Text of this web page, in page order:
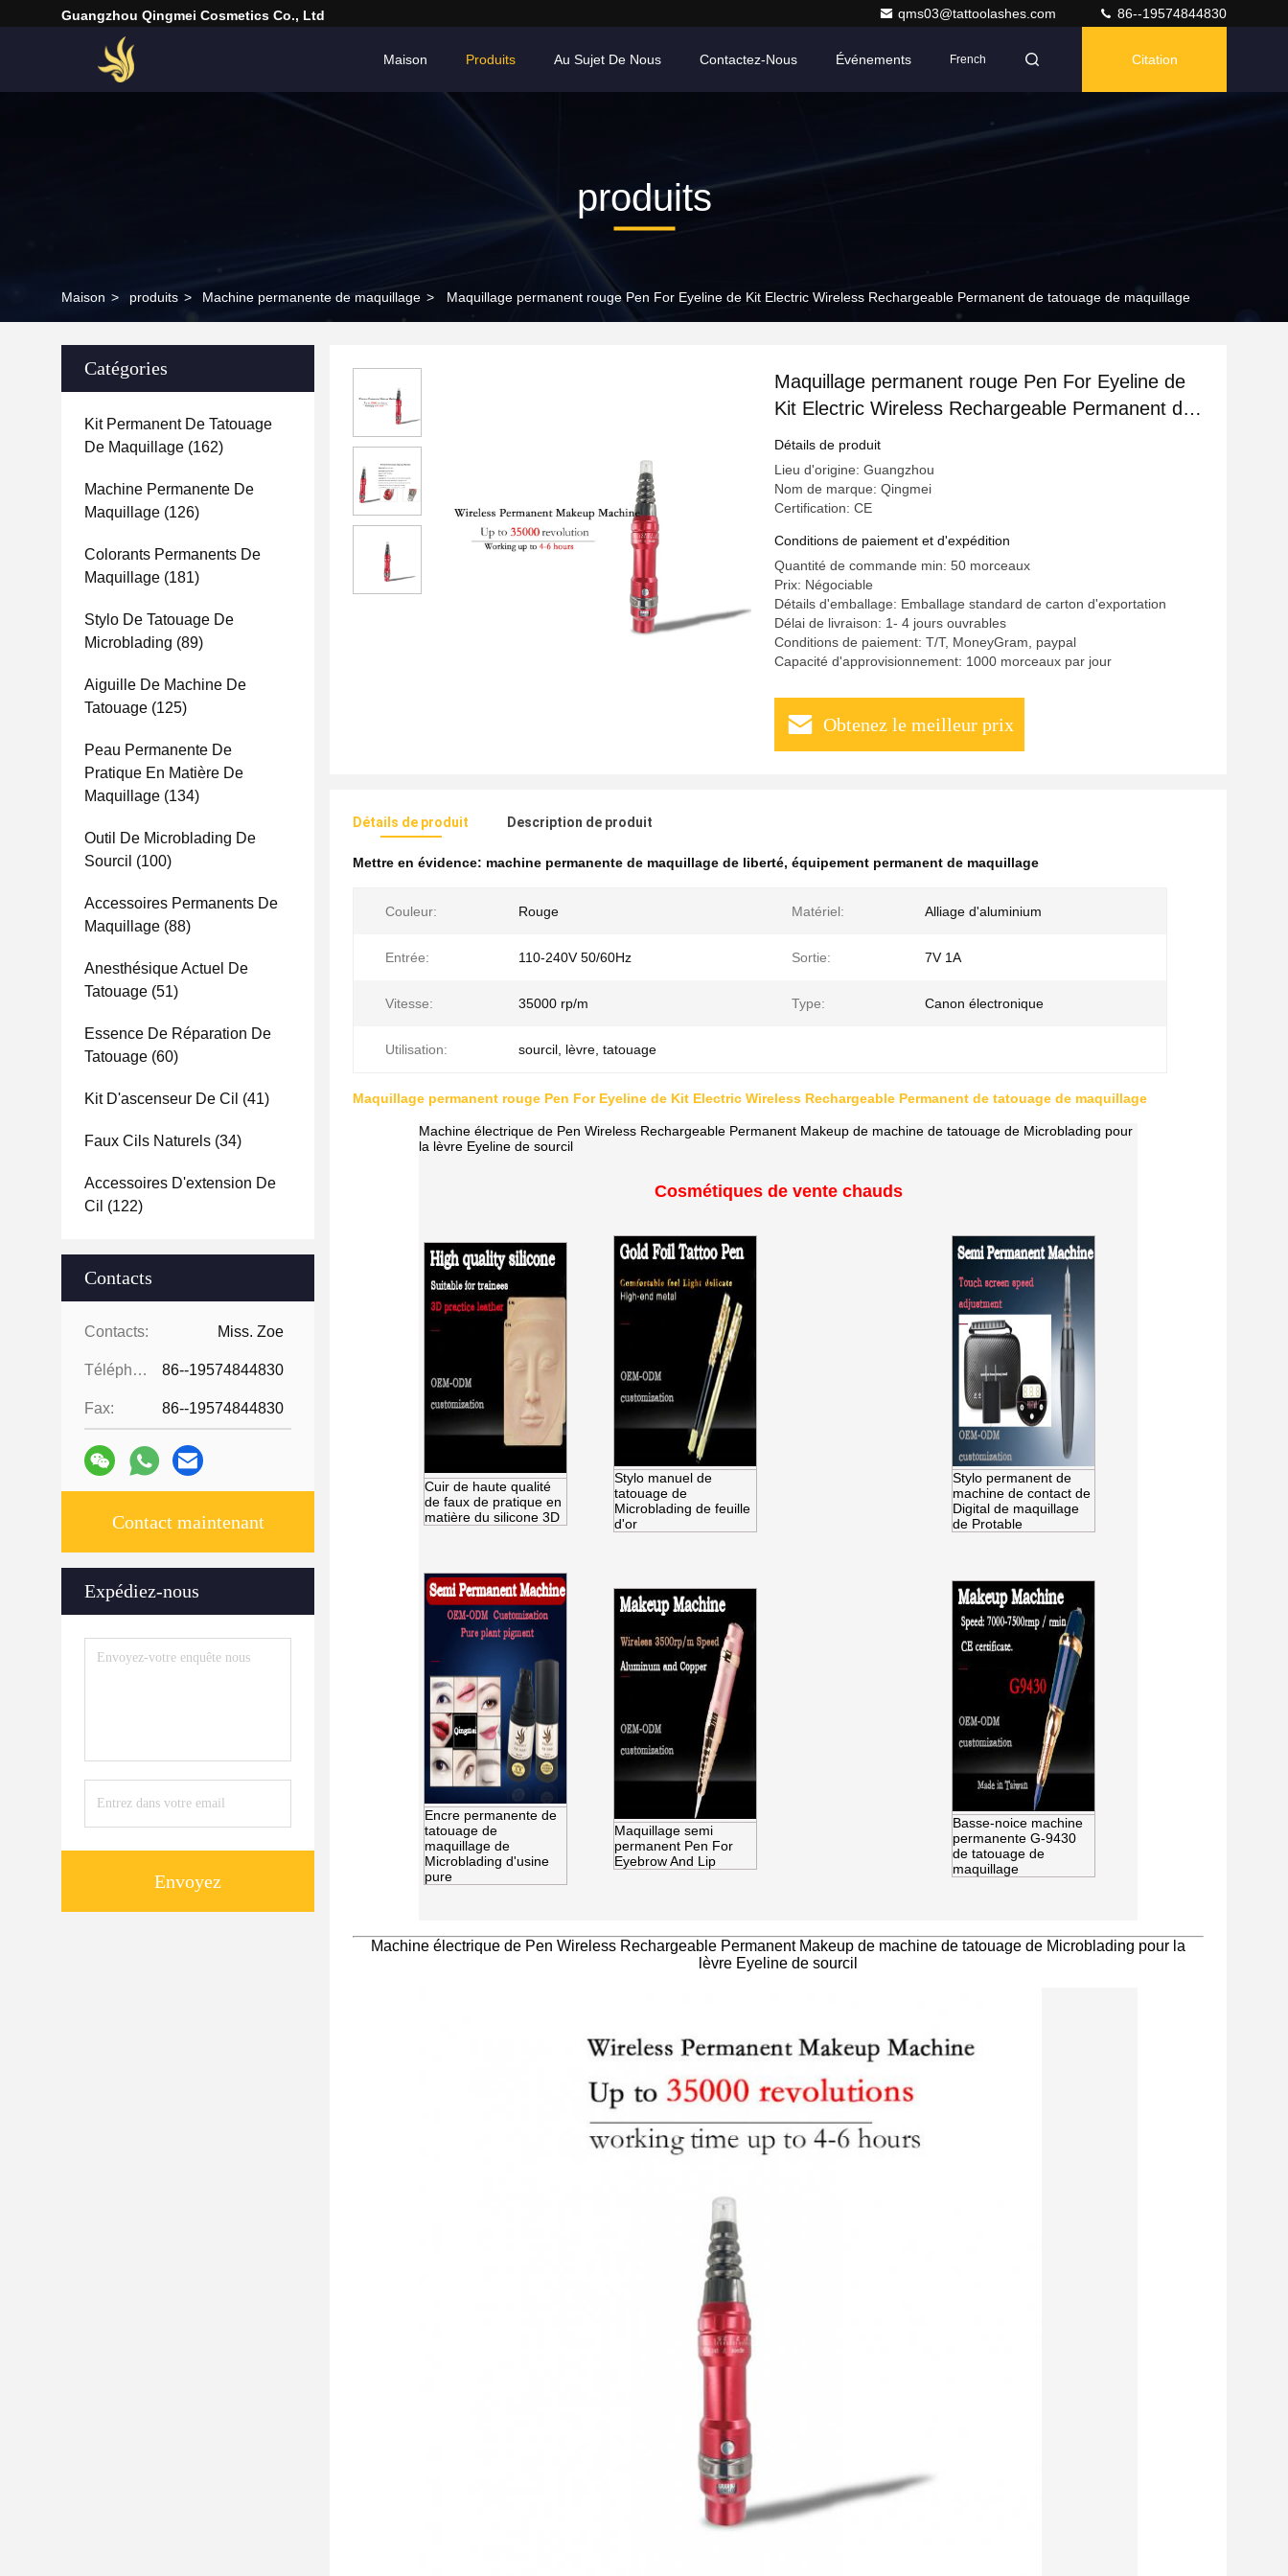
Guangzhou Qingmei Cosmetics Co., Ltd qms03@tattoolashes.com 86--19574844830
Maison Produits Au Sujet De Nous Contactez-Nous Événements French Citation
produits
Maison > produits > Machine permanente de maquillage > Maquillage permanent rouge Pen For Eyeline de Kit Electric Wireless Rechargeable Permanent de tatouage de maquillage
Catégories
Kit Permanent De Tatouage
De Maquillage (162)
Machine Permanente De
Maquillage (126)
Colorants Permanents De
Maquillage (181)
Stylo De Tatouage De
Microblading (89)
Aiguille De Machine De
Tatouage (125)
Peau Permanente De
Pratique En Matière De
Maquillage (134)
Outil De Microblading De
Sourcil (100)
Accessoires Permanents De
Maquillage (88)
Anesthésique Actuel De
Tatouage (51)
Essence De Réparation De
Tatouage (60)
Kit D'ascenseur De Cil (41)
Faux Cils Naturels (34)
Accessoires D'extension De
Cil (122)
Contacts
Contacts: Miss. Zoe
Téléphone: 86--19574844830
Fax: 86--19574844830
Contact maintenant
Expédiez-nous
Envoyez
Maquillage permanent rouge Pen For Eyeline de
Kit Electric Wireless Rechargeable Permanent de
tatouage de maquillage
Détails de produit
Lieu d'origine: Guangzhou
Nom de marque: Qingmei
Certification: CE
Conditions de paiement et d'expédition
Quantité de commande min: 50 morceaux
Prix: Négociable
Détails d'emballage: Emballage standard de carton d'exportation
Délai de livraison: 1- 4 jours ouvrables
Conditions de paiement: T/T, MoneyGram, paypal
Capacité d'approvisionnement: 1000 morceaux par jour
Obtenez le meilleur prix
Détails de produit Description de produit
Mettre en évidence: machine permanente de maquillage de liberté, équipement permanent de maquillage
Couleur: Rouge Matériel: Alliage d'aluminium
Entrée: 110-240V 50/60Hz Sortie: 7V 1A
Vitesse: 35000 rp/m Type: Canon électronique
Utilisation: sourcil, lèvre, tatouage
Maquillage permanent rouge Pen For Eyeline de Kit Electric Wireless Rechargeable Permanent de tatouage de maquillage
Machine électrique de Pen Wireless Rechargeable Permanent Makeup de machine de tatouage de Microblading pour
la lèvre Eyeline de sourcil
Cosmétiques de vente chauds
Cuir de haute qualité
de faux de pratique en
matière du silicone 3D
Stylo manuel de
tatouage de
Microblading de feuille
d'or
Stylo permanent de
machine de contact de
Digital de maquillage
de Protable
Encre permanente de
tatouage de
maquillage de
Microblading d'usine
pure
Maquillage semi
permanent Pen For
Eyebrow And Lip
Basse-noice machine
permanente G-9430
de tatouage de
maquillage
Machine électrique de Pen Wireless Rechargeable Permanent Makeup de machine de tatouage de Microblading pour la
lèvre Eyeline de sourcil